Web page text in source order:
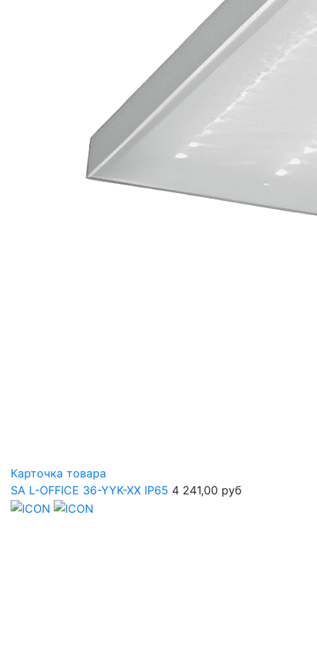
Карточка товара
SA L-OFFICE 36-YYK-XX IP65 4 241,00 руб